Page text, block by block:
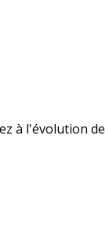
à l'évolution